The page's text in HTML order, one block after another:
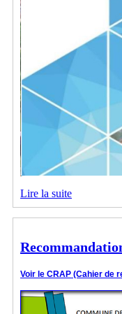
Lire la suite
Voir le CRAP (Cahier de